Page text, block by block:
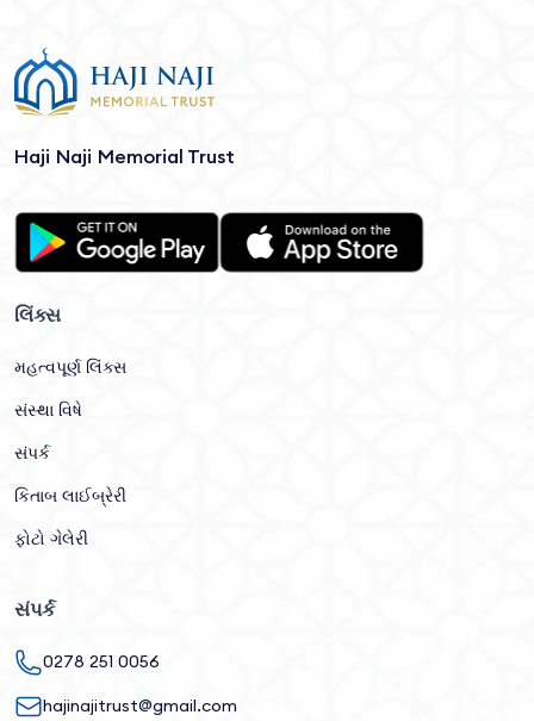
Haji Naji Memorial Trust
લિંક્સ
મહત્વપૂર્ણ લિંક્સ
સંસ્થા વિષે
સંપર્ક
કિતાબ લાઈબ્રેરી
ફોટો ગેલેરી
સંપર્ક
0278 251 0056
hajinajitrust@gmail.com